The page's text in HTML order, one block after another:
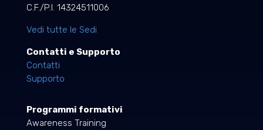
C.F./P.I. 14324511006
Vedi tutte le Sedi
Contatti e Supporto
Contatti
Supporto
Programmi formativi
Awareness Training